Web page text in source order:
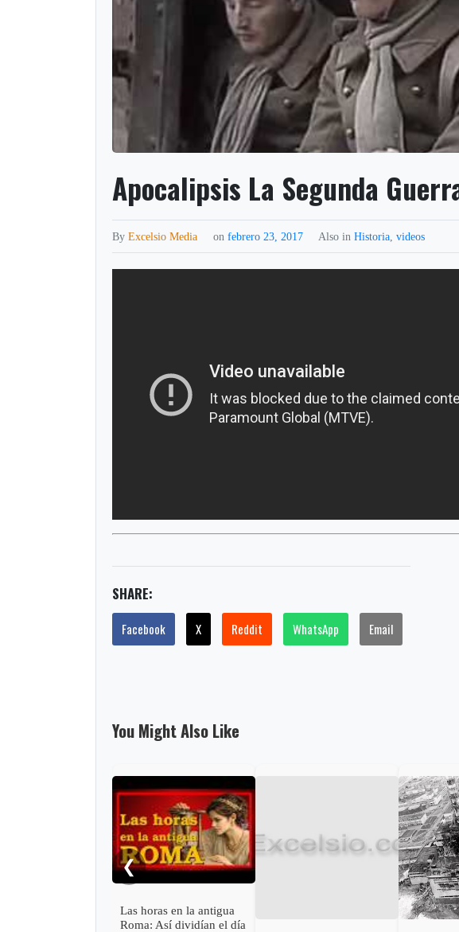
Apocalipsis La Segunda
ByExcelsio Media onfebrero 23, 2017 Also inHistoria ,videos
SHARE:
Facebook X Reddit WhatsApp Email
You Might Also Like
❮
Las horas en la antigua
Roma: Así dividían el día